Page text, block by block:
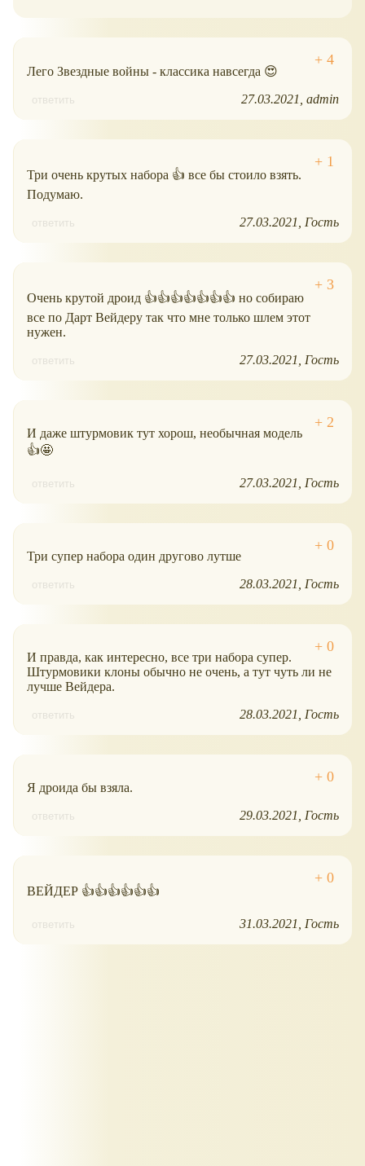
Лего Звездные войны - классика навсегда 😍
ответить 27.03.2021 admin
Три очень крутых набора 👍 все бы стоило взять.
Подумаю.
ответить 27.03.2021 Гость
Очень крутой дроид 👍👍👍👍👍👍👍 но собираю
все по Дарт Вейдеру так что мне только шлем этот
нужен.
ответить 27.03.2021 Гость
И даже штурмовик тут хорош, необычная модель
👍🤩
ответить 27.03.2021 Гость
Три супер набора один другово лутше
ответить 28.03.2021 Гость
И правда, как интересно, все три набора супер.
Штурмовики клоны обычно не очень, а тут чуть ли не
лучше Вейдера.
ответить 28.03.2021 Гость
Я дроида бы взяла.
ответить 29.03.2021 Гость
ВЕЙДЕР 👍👍👍👍👍👍
ответить 31.03.2021 Гость